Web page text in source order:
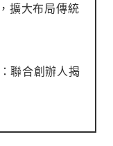
擴大布局傳統
聯合創辦人揭